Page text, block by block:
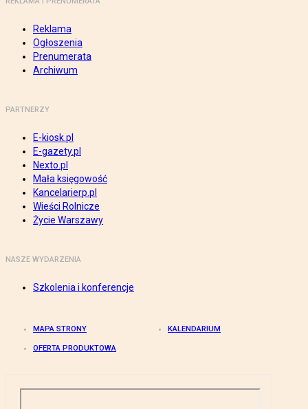
Reklama
Ogłoszenia
Prenumerata
Archiwum
PARTNERZY
E-kiosk.pl
E-gazety.pl
Nexto.pl
Mała księgowość
Kancelarierp.pl
Wieści Rolnicze
Życie Warszawy
NASZE WYDARZENIA
Szkolenia i konferencje
MAPA STRONY KALENDARIUM
OFERTA PRODUKTOWA